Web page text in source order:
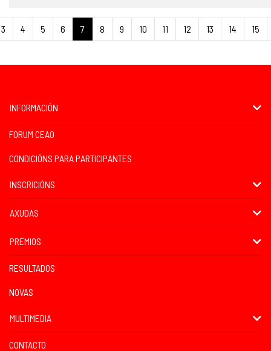
3 4 5 6 7 8 9 10 11 12 13 14 15
INFORMACIÓN
FORUM CEAO
CONDICIÓNS PARA PARTICIPANTES
INSCRICIÓNS
AXUDAS
PREMIOS
RESULTADOS
NOVAS
MULTIMEDIA
CONTACTO